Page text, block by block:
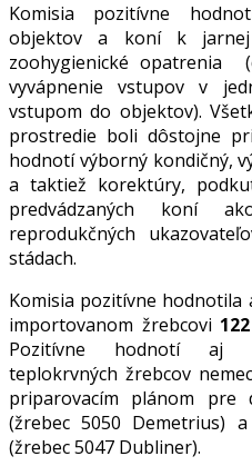
Komisia pozitívne
objektov a koní k
zoohygienické opatrenia
vyvápnenie vstupov v
vstupom do objektov).
prostredie boli dôstojne
hodnotí výborný kondičný,
a taktiež korektúry,
predvádzaných koní
reprodukčných
stádach.
Komisia pozitívne
importovanom žrebcovi
Pozitívne hodnotí aj
teplokrvných žrebcov
priparovacím plánom pre
(žrebec 5050 Demetrius)
(žrebec 5047 Dubliner).